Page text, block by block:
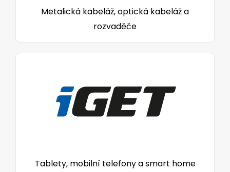
Metalická kabeláž, optická kabeláž a
rozvaděče
Tablety, mobilní telefony a smart home